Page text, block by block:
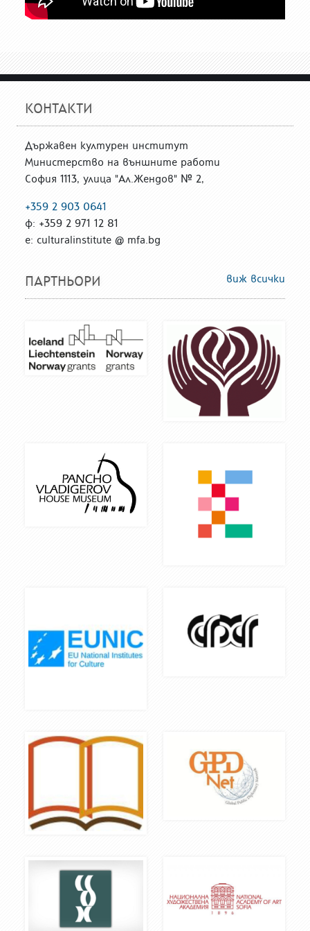
КОНТАКТИ
Държавен културен институт
Министерство на външните работи
София 1113, улица "Ал.Жендов" № 2,
+359 2 903 0641
ф: +359 2 971 12 81
е: culturalinstitute @ mfa.bg
ПАРТНЬОРИ виж всички